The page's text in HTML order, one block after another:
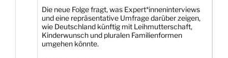
Die neue Folge fragt, was Expert*inneninterviews
und eine repräsentative Umfrage darüber zeigen,
wie Deutschland künftig mit Leihmutterschaft,
Kinderwunsch und pluralen Familienformen
umgehen könnte.